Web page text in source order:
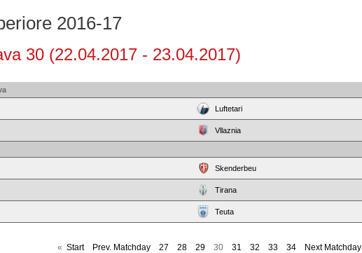
2016-17
30 (22.04.2017 - 23.04.2017)
Luftetari
Vllaznia
Skenderbeu
Tirana
Teuta
« Start Prev. Matchday 27 28 2930 31 32 33 34 Next Matchday